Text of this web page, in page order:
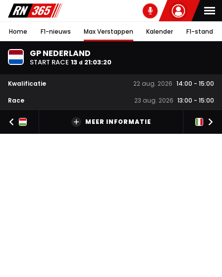
Home F1-nieuws Max Verstappen Kalender F1-stand
GP NEDERLAND
START RACE 13 d 21:03:19
Kwalificatie 22 aug. 2026 14:00 - 15:00
Race
23 aug. 2026 13:00 - 15:00
MEER INFORMATIE